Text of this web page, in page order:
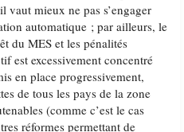
vaut mieux ne pas s’engager
automatique ; par ailleurs, le
du MES et les pénalités
est excessivement concentré
en place progressivement,
de tous les pays de la zone
(comme c’est le cas
réformes permettant de